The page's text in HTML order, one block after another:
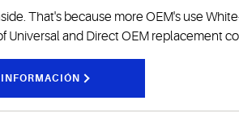
That's because more OEM's use
Universal and Direct OEM replacement
INFORMACIÓN